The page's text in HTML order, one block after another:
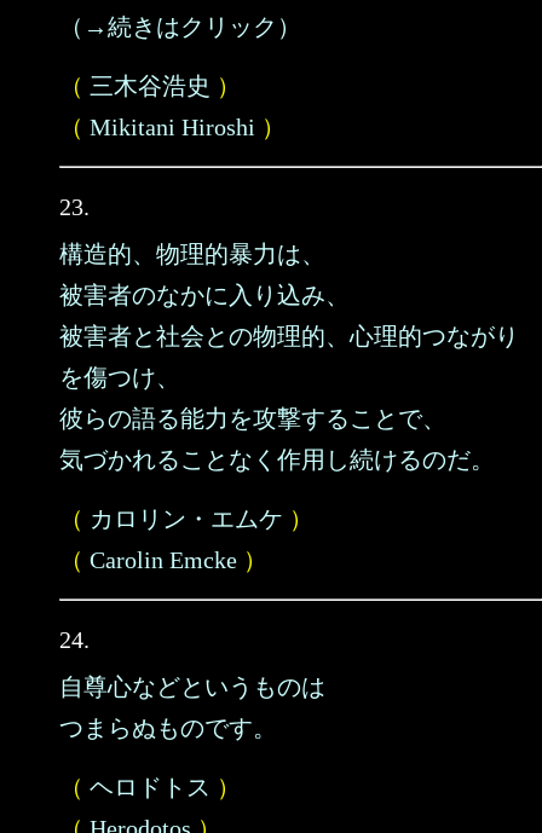
（→続きはクリック）
（ 三木谷浩史 ）
（ Mikitani Hiroshi ）
23.
構造的、物理的暴力は、
被害者のなかに入り込み、
被害者と社会との物理的、心理的つながり
を傷つけ、
彼らの語る能力を攻撃することで、
気づかれることなく作用し続けるのだ。
（ カロリン・エムケ ）
（ Carolin Emcke ）
24.
自尊心などというものは
つまらぬものです。
（ ヘロドトス ）